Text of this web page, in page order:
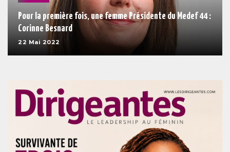
Pour la première fois, une femme Présidente du Medef 44 :
Corinne Besnard
22 Mai 2022